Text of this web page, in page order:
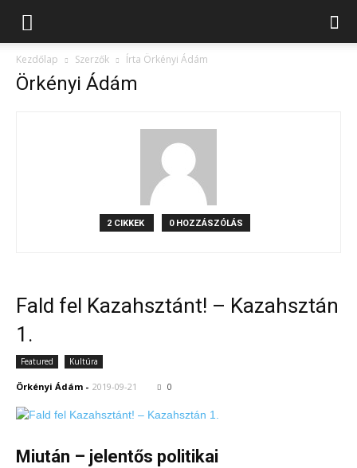
Kezdőlap Szerzők Írta Örkényi Ádám
Örkényi Ádám
2 CIKKEK 0 HOZZÁSZÓLÁS
Fald fel Kazahsztánt! – Kazahsztán
1.
Featured Kultúra
Örkényi Ádám - 2019-09-21 0
Miután – jelentős politikai